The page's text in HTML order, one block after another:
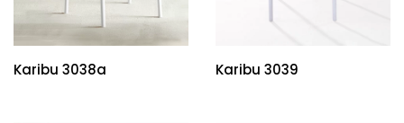
Karibu 3038a Karibu 3039